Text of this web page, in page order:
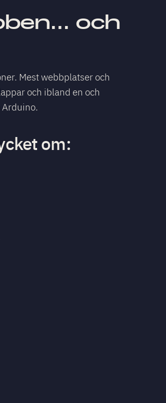
och
Mest webbplatser och
och ibland en och
om: